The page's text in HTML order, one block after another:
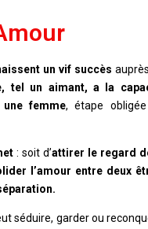
un vif succès
tel un aimant, a la
femme, étape
: soit d’attirer le regard
l’amour entre deux
séduire, garder ou